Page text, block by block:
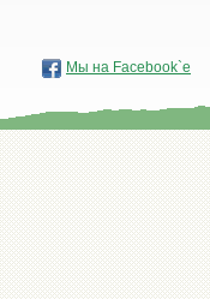
Мы на Facebook`е